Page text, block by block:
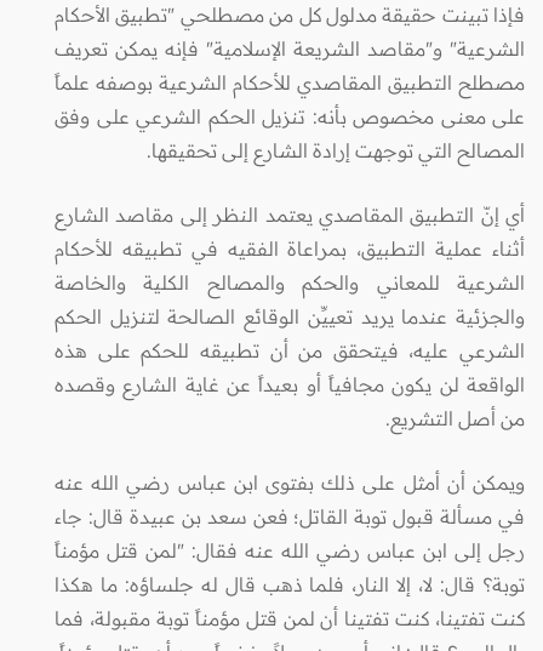
فإذا تبينت حقيقة مدلول كل من مصطلحي "تطبيق الأحكام
الشرعية" و"مقاصد الشريعة الإسلامية" فإنه يمكن تعريف
مصطلح التطبيق المقاصدي للأحكام الشرعية بوصفه علماً
على معنى مخصوص بأنه: تنزيل الحكم الشرعي على وفق
المصالح التي توجهت إرادة الشارع إلى تحقيقها.
أي إنّ التطبيق المقاصدي يعتمد النظر إلى مقاصد الشارع
أثناء عملية التطبيق، بمراعاة الفقيه في تطبيقه للأحكام
الشرعية للمعاني والحكم والمصالح الكلية والخاصة
والجزئية عندما يريد تعييِّن الوقائع الصالحة لتنزيل الحكم
الشرعي عليه، فيتحقق من أن تطبيقه للحكم على هذه
الواقعة لن يكون مجافياً أو بعيداً عن غاية الشارع وقصده
من أصل التشريع.
ويمكن أن أمثل على ذلك بفتوى ابن عباس رضي الله عنه
في مسألة قبول توبة القاتل؛ فعن سعد بن عبيدة قال: جاء
رجل إلى ابن عباس رضي الله عنه فقال: "لمن قتل مؤمناً
توبة؟ قال: لا، إلا النار، فلما ذهب قال له جلساؤه: ما هكذا
كنت تفتينا، كنت تفتينا أن لمن قتل مؤمناً توبة مقبولة، فما